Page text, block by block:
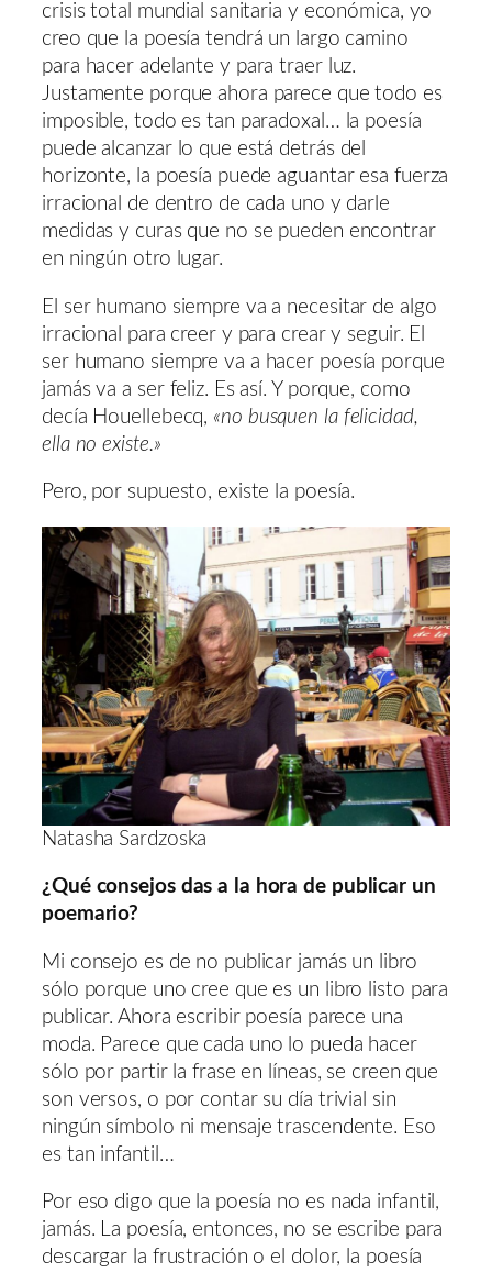
crisis total mundial sanitaria y económica, yo
creo que la poesía tendrá un largo camino
para hacer adelante y para traer luz.
Justamente porque ahora parece que todo es
imposible, todo es tan paradoxal… la poesía
puede alcanzar lo que está detrás del
horizonte, la poesía puede aguantar esa fuerza
irracional de dentro de cada uno y darle
medidas y curas que no se pueden encontrar
en ningún otro lugar.
El ser humano siempre va a necesitar de algo
irracional para creer y para crear y seguir. El
ser humano siempre va a hacer poesía porque
jamás va a ser feliz. Es así. Y porque, como
decía Houellebecq, «no busquen la felicidad,
ella no existe.»
Pero, por supuesto, existe la poesía.
Natasha Sardzoska
¿Qué consejos das a la hora de publicar un
poemario?
Mi consejo es de no publicar jamás un libro
sólo porque uno cree que es un libro listo para
publicar. Ahora escribir poesía parece una
moda. Parece que cada uno lo pueda hacer
sólo por partir la frase en líneas, se creen que
son versos, o por contar su día trivial sin
ningún símbolo ni mensaje trascendente. Eso
es tan infantil…
Por eso digo que la poesía no es nada infantil,
jamás. La poesía, entonces, no se escribe para
descargar la frustración o el dolor, la poesía